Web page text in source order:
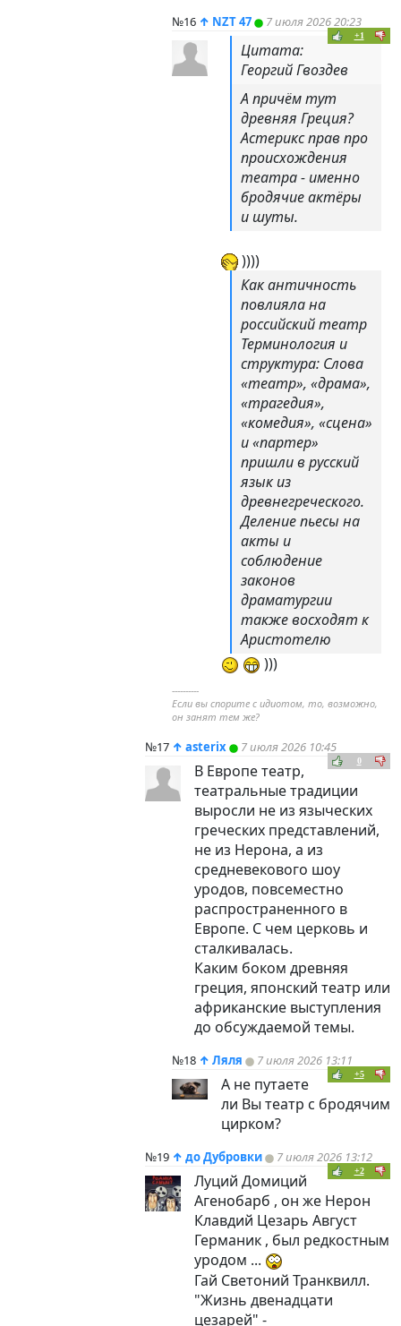
№16 ↑ NZT 47 7 июля 2026 20:23
+1
Цитата:
Георгий Гвоздев
А причём тут
древняя Греция?
Астерикс прав про
происхождения
театра - именно
бродячие актёры
и шуты.
))))
Как античность
повлияла на
российский театр
Терминология и
структура: Слова
«театр», «драма»,
«трагедия»,
«комедия», «сцена»
и «партер»
пришли в русский
язык из
древнегреческого.
Деление пьесы на
акты и
соблюдение
законов
драматургии
также восходят к
Аристотелю
)))
----------
Если вы спорите с идиотом, то, возможно,
он занят тем же?
№17 ↑ asterix 7 июля 2026 10:45
0
В Европе театр,
театральные традиции
выросли не из языческих
греческих представлений,
не из Нерона, а из
средневекового шоу
уродов, повсеместно
распространенного в
Европе. С чем церковь и
сталкивалась.
Каким боком древняя
греция, японский театр или
африканские выступления
до обсуждаемой темы.
№18 ↑ Ляля 7 июля 2026 13:11
+5
А не путаете
ли Вы театр с бродячим
цирком?
№19 ↑ до Дубровки 7 июля 2026 13:12
+2
Луций Домиций
Агенобарб , он же Нерон
Клавдий Цезарь Август
Германик , был редкостным
уродом ...
Гай Светоний Транквилл.
"Жизнь двенадцати
цезарей" -